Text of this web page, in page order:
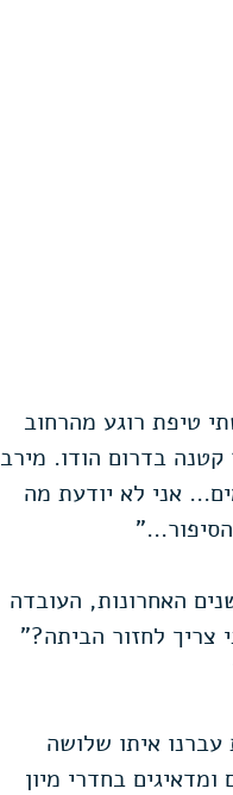
טיפת רוגע מהרחוב
בדרום הודו. מירב
אני לא יודעת מה
האחרונות, העובדה
צריך לחזור הביתה?"
ה-97. בשנים האחרונות עברנו איתו שלושה
בחדרי מיון